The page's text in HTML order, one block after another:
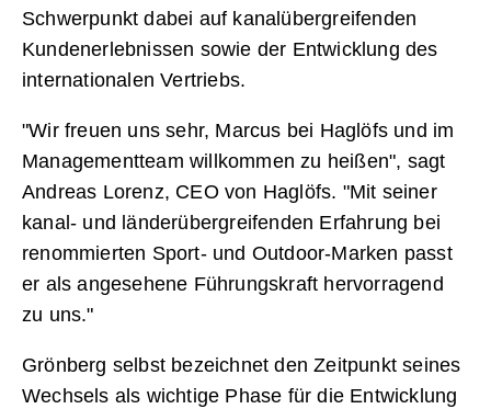
Schwerpunkt dabei auf kanalübergreifenden
Kundenerlebnissen sowie der Entwicklung des
internationalen Vertriebs.
"Wir freuen uns sehr, Marcus bei Haglöfs und im
Managementteam willkommen zu heißen", sagt
Andreas Lorenz, CEO von Haglöfs. "Mit seiner
kanal- und länderübergreifenden Erfahrung bei
renommierten Sport- und Outdoor-Marken passt
er als angesehene Führungskraft hervorragend
zu uns."
Grönberg selbst bezeichnet den Zeitpunkt seines
Wechsels als wichtige Phase für die Entwicklung